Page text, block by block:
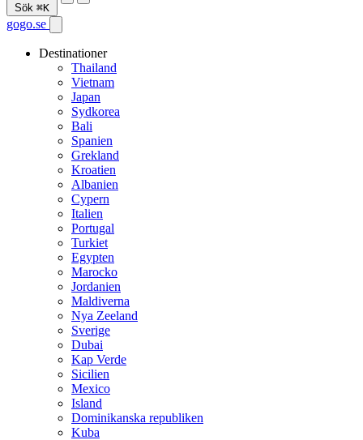
Sök ⌘K
gogo.se
Destinationer
Thailand
Vietnam
Japan
Sydkorea
Bali
Spanien
Grekland
Kroatien
Albanien
Cypern
Italien
Portugal
Turkiet
Egypten
Marocko
Jordanien
Maldiverna
Nya Zeeland
Sverige
Dubai
Kap Verde
Sicilien
Mexico
Island
Dominikanska republiken
Kuba